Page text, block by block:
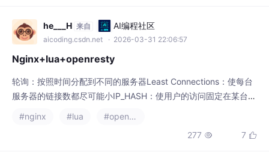
理
he___H 来自 AI编程社区
aicoding.csdn.net · 2026-03-31 22:06:57
Nginx+lua+openresty
轮询：按照时间分配到不同的服务器Least Connections：使每台
服务器的链接数都尽可能小IP_HASH：使用户的访问固定在某台服
器Generic HASH：可以选择不同的hash模式Least time：暂时不
管random：随机，也可以设置权重nginx和springCloudAlibaba
#nginx #lua
#openresty
277  7 